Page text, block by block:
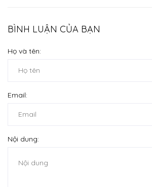
BÌNH LUẬN CỦA BẠN
Họ và tên:
Email:
Nội dung: